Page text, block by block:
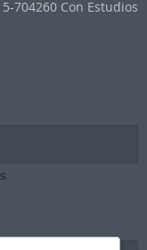
704260 Con Estudios